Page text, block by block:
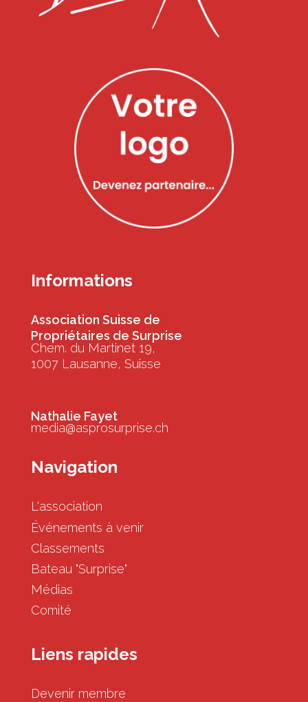
Informations
Association Suisse de
Propriétaires de Surprise
Chem. du Martinet 19,
1007 Lausanne, Suisse
Nathalie Fayet
media@asprosurprise.ch
Navigation
L'association
Événements à venir
Classements
Bateau "Surprise"
Médias
Comité
Liens rapides
Devenir membre